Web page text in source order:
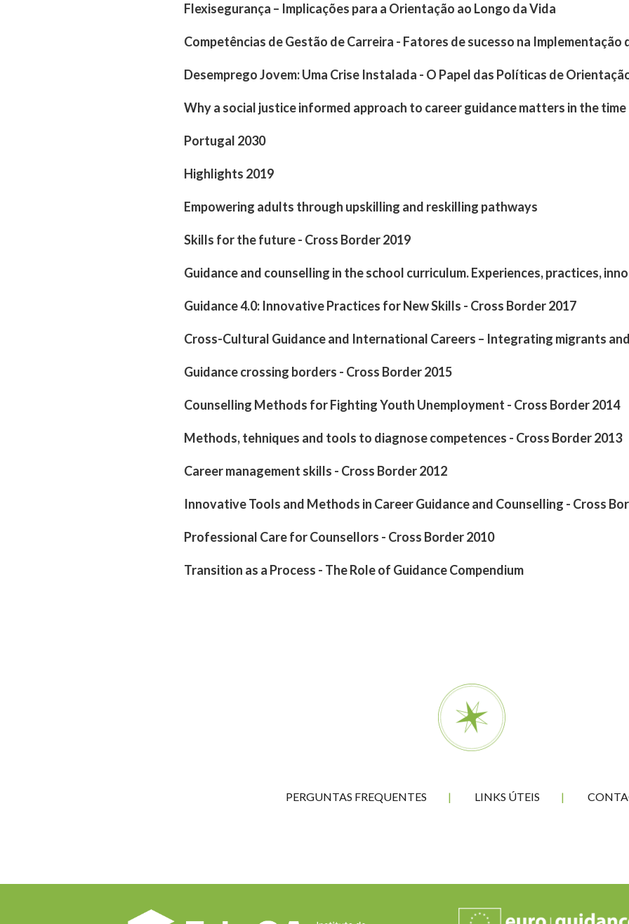
Flexisegurança – Implicações para a Orientação ao Longo da Vida
Competências de Gestão de Carreira - Fatores de sucesso na Implementação
Desemprego Jovem: Uma Crise Instalada - O Papel das Políticas de
Why a social justice informed approach to career guidance matters in the
Portugal 2030
Highlights 2019
Empowering adults through upskilling and reskilling pathways
Skills for the future - Cross Border 2019
Guidance and counselling in the school curriculum. Experiences, practices,
Guidance 4.0: Innovative Practices for New Skills - Cross Border 2017
Cross-Cultural Guidance and International Careers – Integrating migrants
Guidance crossing borders - Cross Border 2015
Counselling Methods for Fighting Youth Unemployment - Cross Border 2014
Methods, tehniques and tools to diagnose competences - Cross Border 2013
Career management skills - Cross Border 2012
Innovative Tools and Methods in Career Guidance and Counselling - Cross
Professional Care for Counsellors - Cross Border 2010
Transition as a Process - The Role of Guidance Compendium
Compass
PERGUNTAS FREQUENTES LINKS ÚTEIS